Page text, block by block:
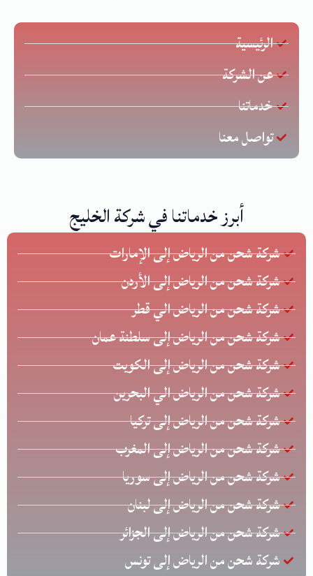
الرئيسية
عن الشركة
خدماتنا
تواصل معنا
أبرز خدماتنا في شركة الخليج
شركة شحن من الرياض إلى الإمارات
شركة شحن من الرياض إلى الأردن
شركة شحن من الرياض الي قطر
شركة شحن من الرياض إلى سلطنة عمان
شركة شحن من الرياض إلى الكويت
شركة شحن من الرياض الي البحرين
شركة شحن من الرياض إلى تركيا
شركة شحن من الرياض إلى المغرب
شركة شحن من الرياض إلى سوريا
شركة شحن من الرياض إلى لبنان
شركة شحن من الرياض إلى الجزائر
شركة شحن من الرياض إلى تونس